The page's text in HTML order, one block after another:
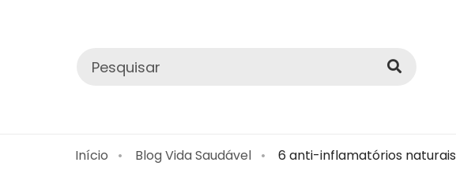
Início Blog Vida Saudável 6 anti-inflamatórios naturais